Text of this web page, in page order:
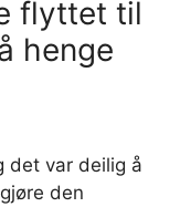
flyttet til
henge
det var deilig å
den